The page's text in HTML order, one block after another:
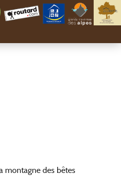
montagne des bêtes